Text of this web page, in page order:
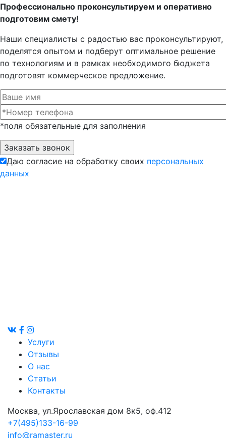
Профессионально проконсультируем и оперативно
подготовим смету!
Наши специалисты с радостью вас проконсультируют,
поделятся опытом и подберут оптимальное решение
по технологиям и в рамках необходимого бюджета
подготовят коммерческое предложение.
*поля обязательные для заполнения
Даю согласие на обработку своих персональных
данных
Услуги
Отзывы
О нас
Статьи
Контакты
Москва, ул.Ярославская дом 8к5, оф.412
+7(495)133-16-99
info@ramaster.ru